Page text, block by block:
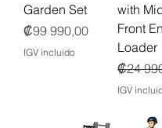
Garden Set
Precio
₡99 990,00
IGV incluido
with
Front
Loader
Precio
₡24
IGV